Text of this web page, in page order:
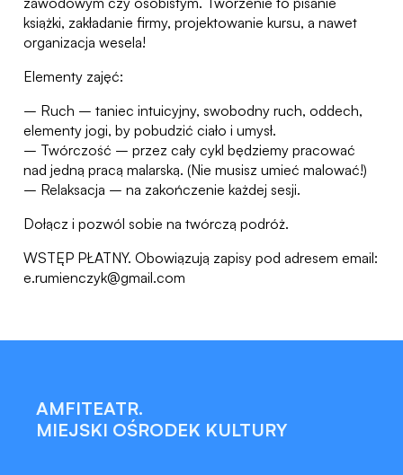
książki, zakładanie firmy, projektowanie kursu, a nawet
organizacja wesela!
Elementy zajęć:
– Ruch – taniec intuicyjny, swobodny ruch, oddech,
elementy jogi, by pobudzić ciało i umysł.
– Twórczość – przez cały cykl będziemy pracować
nad jedną pracą malarską. (Nie musisz umieć malować!)
– Relaksacja – na zakończenie każdej sesji.
Dołącz i pozwól sobie na twórczą podróż.
WSTĘP PŁATNY. Obowiązują zapisy pod adresem email:
e.rumienczyk@gmail.com
AMFITEATR.
MIEJSKI OŚRODEK KULTURY